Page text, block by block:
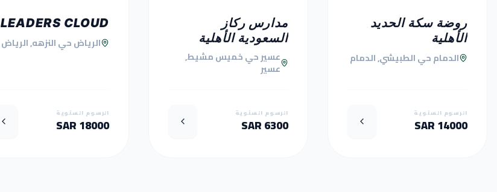
روضة سكة الحديد
الأهلية
الدمام حي الطبيشي, الدمام
الرسوم السنوية
14000 SAR
مدارس ركاز
السعودية الأهلية
عسير حي خميس مشيط,
عسير
الرسوم السنوية
6300 SAR
LEADERS CLOUD
الرياض حي النزهه, الرياض
الرسوم السنوية
18000 SAR